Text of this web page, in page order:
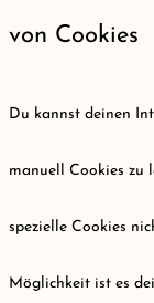
von Cookies
Du kannst deinen
manuell Cookies zu
spezielle Cookies
Möglichkeit ist es